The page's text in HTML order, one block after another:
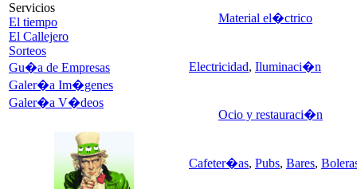
Servicios
El tiempo
El Callejero
Sorteos
Gu�a de Empresas
Galer�a Im�genes
Galer�a V�deos
Material el�ctrico
Electricidad, Iluminaci�n
Ocio y restauraci�n
Cafeter�as, Pubs, Bares,